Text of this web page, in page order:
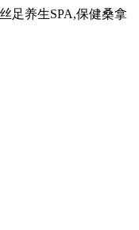
足养生SPA,保健桑拿